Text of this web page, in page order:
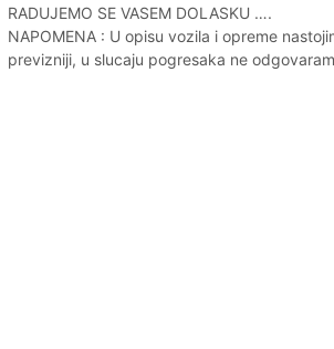
RADUJEMO SE VASEM DOLASKU ….
NAPOMENA : U opisu vozila i opreme
previzniji, u slucaju pogresaka ne